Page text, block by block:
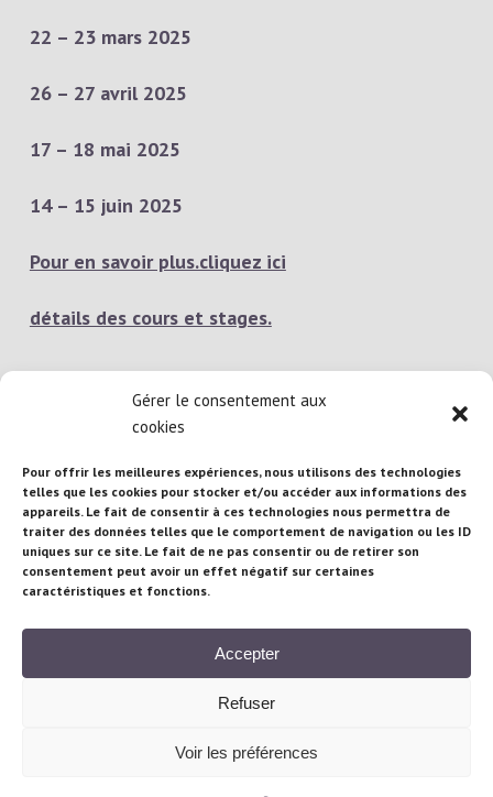
Gérer le consentement aux
cookies
Pour offrir les meilleures expériences, nous utilisons des technologies
telles que les cookies pour stocker et/ou accéder aux informations des
appareils. Le fait de consentir à ces technologies nous permettra de
traiter des données telles que le comportement de navigation ou les ID
uniques sur ce site. Le fait de ne pas consentir ou de retirer son
consentement peut avoir un effet négatif sur certaines
caractéristiques et fonctions.
Accepter
Refuser
Voir les préférences
22 – 23 mars 2025
26 – 27 avril 2025
17 – 18 mai 2025
14 – 15 juin 2025
Pour en savoir plus.cliquez ici
détails des cours et stages.
Atelier Brigitte Brandeau : 71 rue Maubeuge,
75010 Paris – France
Téléphone :+33/(0) 681 95 16 97| Email :
b.brandeau@gmail.com
© Cours-Sculpture-Paris.com 2021